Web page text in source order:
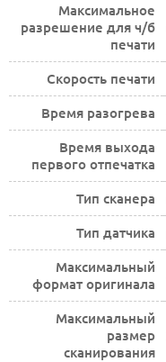
Максимальное
разрешение для ч/б
печати
Скорость печати
Время разогрева
Время выхода
первого отпечатка
Тип сканера
Тип датчика
Максимальный
формат оригинала
Максимальный
размер
сканирования